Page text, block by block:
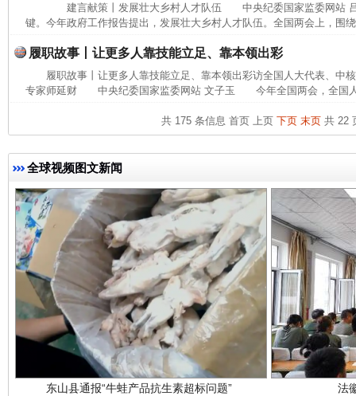
建言献策丨发展壮大乡村人才队伍 中央纪委国家监委网站
键。今年政府工作报告提出，发展壮大乡村人才队伍。全国两会上，围
履职故事丨让更多人靠技能立足、靠本领出彩
履职故事丨让更多人靠技能立足、靠本领出彩访全国人大代表、中
专家师延财 中央纪委国家监委网站 文子玉 今年全国两会，全国人
共 175 条信息 首页 上页 下页 末页共 22
全球视频图文新闻
东山县通报“牛蛙产品抗生素超标问题” 法